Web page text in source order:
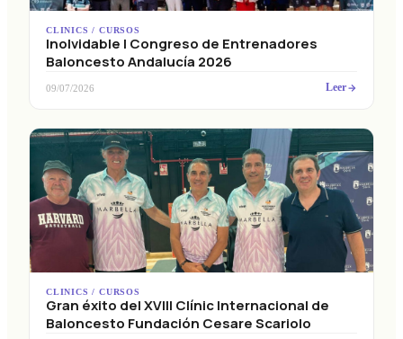
CLINICS / CURSOS
Inolvidable I Congreso de Entrenadores
Baloncesto Andalucía 2026
09/07/2026 Leer
CLINICS / CURSOS
Gran éxito del XVIII Clínic Internacional de
Baloncesto Fundación Cesare Scariolo